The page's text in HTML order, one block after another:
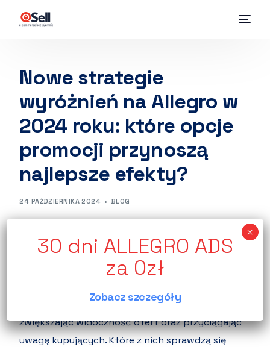
Nowe strategie
wyróżnień na Allegro w
2024 roku: które opcje
promocji przynoszą
najlepsze efekty?
24 PAŹDZIERNIKA 2024 BLOG
tylko rywalizacja z konkurencją, ale także
umiejętność efektywnego wykorzystywania
znacząco wpłynąć na wyniki sprzedaży,
zwiększając widoczność ofert oraz przyciągając
uwagę kupujących. Które z nich sprawdzą się
Zobacz szczegóły